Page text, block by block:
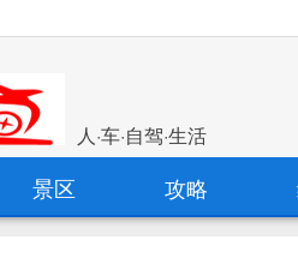
人·车·自驾·生活
景区 攻略